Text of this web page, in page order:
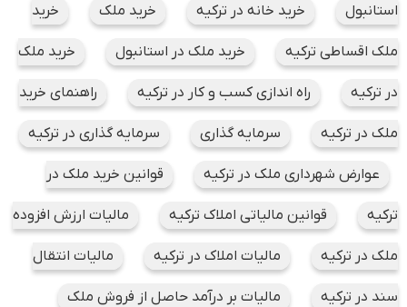
استانبول خرید خانه در ترکیه خرید ملک خرید
ملک اقساطی ترکیه خرید ملک در استانبول خرید ملک
در ترکیه راه اندازی کسب و کار در ترکیه راهنمای خرید
ملک در ترکیه سرمایه گذاری سرمایه گذاری در ترکیه
عوارض شهرداری ملک در ترکیه قوانین خرید ملک در
ترکیه قوانین مالیاتی املاک ترکیه مالیات ارزش افزوده
ملک در ترکیه مالیات املاک در ترکیه مالیات انتقال
سند در ترکیه مالیات بر درآمد حاصل از فروش ملک